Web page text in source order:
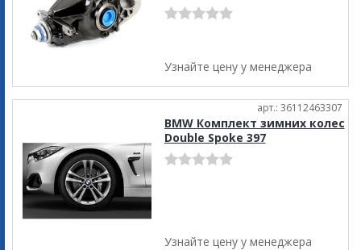
Узнайте цену у менеджера
арт.: 36112463307
BMW Комплект зимних колес
Double Spoke 397
Узнайте цену у менеджера